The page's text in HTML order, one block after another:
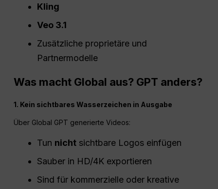
Kling
Veo 3.1
Zusätzliche proprietäre und
Partnermodelle
Was macht Global aus? GPT anders?
1. Kein sichtbares Wasserzeichen in Ausgabe
Über Global GPT generierte Videos:
Tun nicht sichtbare Logos einfügen
Sauber in HD/4K exportieren
Sind für kommerzielle oder kreative